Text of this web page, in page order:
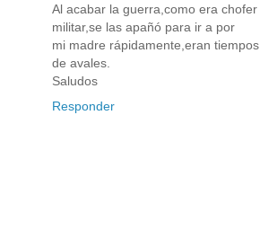
Al acabar la guerra,como era chofer
militar,se las apañó para ir a por
mi madre rápidamente,eran tiempos
de avales.
Saludos
Responder